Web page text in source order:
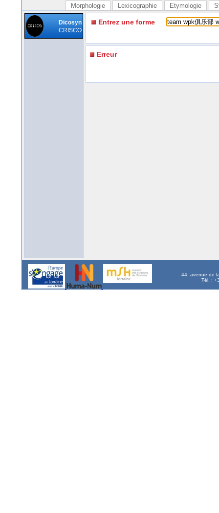
Morphologie Lexicographie Etymologie
Dicosyn
CRISCO
Entrez une forme
Erreur
44, avenue de
Tél. :